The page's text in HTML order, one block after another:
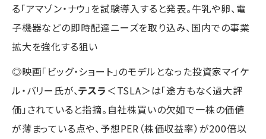
る「アマゾン・ナウ」を試験導入すると発表。牛乳や卵、電
子機器などの即時配達ニーズを取り込み、国内での事業
拡大を強化する狙い
◎映画「ビッグ・ショート」のモデルとなった投資家マイケ
ル・バリー氏が、テスラ ＜TSLA＞は「途方もなく過大評
価」されていると指摘。自社株買いの欠如で一株の価値
が薄まっている点や、予想PER（株価収益率）が200倍以